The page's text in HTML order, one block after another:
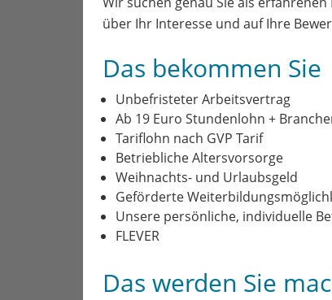
über Ihr Interesse und auf Ihre
Das bekommen Sie
Unbefristeter Arbeitsvertrag
Ab 19 Euro Stundenlohn +
Tariflohn nach GVP Tarif
Betriebliche Altersvorsorge
Weihnachts- und Urlaubsgeld
Geförderte
Unsere persönliche, individuelle
FLEVER
Das werden Sie